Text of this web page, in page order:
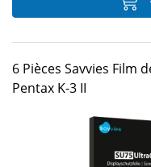
6 Pièces Savvies
Pentax K-3 II